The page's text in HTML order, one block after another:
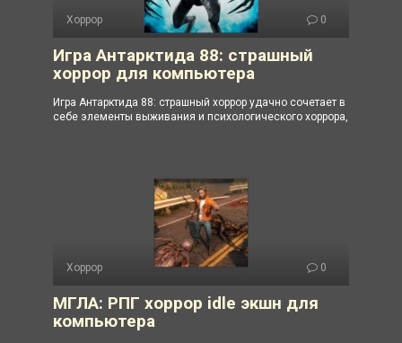
Хоррор 0
Игра Антарктида 88: страшный
хоррор для компьютера
Игра Антарктида 88: страшный хоррор удачно сочетает в
себе элементы выживания и психологического хоррора,
Хоррор 0
МГЛА: РПГ хоррор idle экшн для
компьютера